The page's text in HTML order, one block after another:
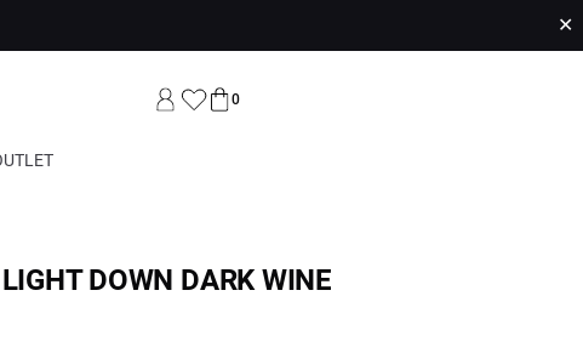
✕
0
DOWN DARK WINE